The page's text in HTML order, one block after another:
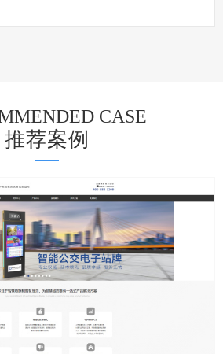
CASE
推荐案例